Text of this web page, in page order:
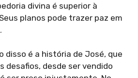
divina é superior à
planos pode trazer paz em
disso é a história de José, que
desafios, desde ser vendido